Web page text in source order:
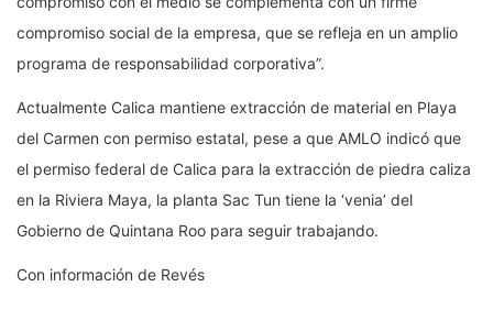
compromiso social de la empresa, que se refleja en un amplio
programa de responsabilidad corporativa”.
Actualmente Calica mantiene extracción de material en Playa
del Carmen con permiso estatal, pese a que AMLO indicó que
el permiso federal de Calica para la extracción de piedra caliza
en la Riviera Maya, la planta Sac Tun tiene la ‘venia’ del
Gobierno de Quintana Roo para seguir trabajando.
Con información de Revés